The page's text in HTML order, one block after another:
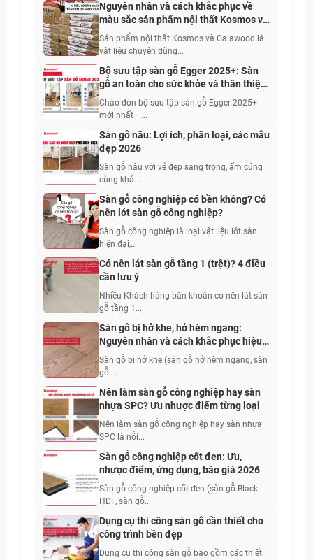
Nguyên nhân và cách khắc phục về
màu sắc sản phẩm nội thất Kosmos và
Galawood
Sản phẩm nội thất Kosmos và Galawood là
vật liệu chuyên dùng...
Bộ sưu tập sàn gỗ Egger 2025+: Sàn
gỗ an toàn cho sức khỏe và thân thiện
với con người
Chào đón bộ sưu tập sàn gỗ Egger 2025+
mới nhất –...
Sàn gỗ nâu: Lợi ích, phân loại, các mẫu
đẹp 2026
Sàn gỗ nâu với vẻ đẹp sang trọng, ấm cúng
cùng khả...
Sàn gỗ công nghiệp có bền không? Có
nên lót sàn gỗ công nghiệp?
Sàn gỗ công nghiệp là loại vật liệu lót sàn
hiện đại,...
Có nên lát sàn gỗ tầng 1 (trệt)? 4 điều
cần lưu ý
Nhiều Khách hàng băn khoăn có nên lát sàn
gỗ tầng 1...
Sàn gỗ bị hở khe, hở hèm ngang:
Nguyên nhân và cách khắc phục hiệu
quả nhất 2026
Sàn gỗ bị hở khe (sàn gỗ hở hèm ngang, sàn
gỗ...
Nên làm sàn gỗ công nghiệp hay sàn
nhựa SPC? Ưu nhược điểm từng loại
Nên làm sàn gỗ công nghiệp hay sàn nhựa
SPC là nỗi...
Sàn gỗ công nghiệp cốt đen: Ưu,
nhược điểm, ứng dụng, báo giá 2026
Sàn gỗ công nghiệp cốt đen (sàn gỗ Black
HDF, sàn gỗ...
Dụng cụ thi công sàn gỗ cần thiết cho
công trình bền đẹp
Dụng cụ thi công sàn gỗ bao gồm các thiết